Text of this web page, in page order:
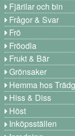
Fjärilar och bin
Frågor & Svar
Frö
Fröodla
Frukt & Bär
Grönsaker
Hemma hos
Hiss & Diss
Höst
Inköpsställen